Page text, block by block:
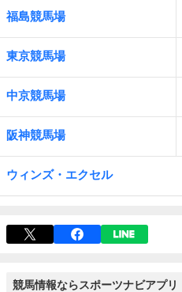
福島競馬場
東京競馬場
中京競馬場
阪神競馬場
ウィンズ・エクセル
競馬情報ならスポーツナビアプリ